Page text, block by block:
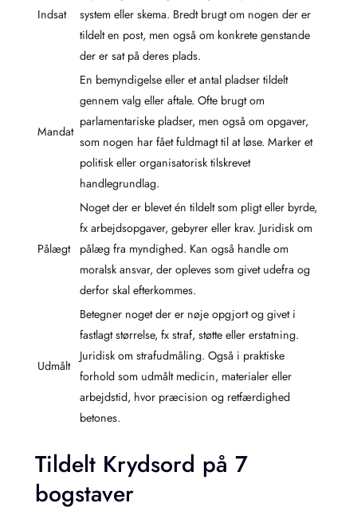
Indsat
system eller skema. Bredt brugt om nogen der er
tildelt en post, men også om konkrete genstande
der er sat på deres plads.
Mandat
En bemyndigelse eller et antal pladser tildelt
gennem valg eller aftale. Ofte brugt om
parlamentariske pladser, men også om opgaver,
som nogen har fået fuldmagt til at løse. Marker et
politisk eller organisatorisk tilskrevet
handlegrundlag.
Pålægt
Noget der er blevet én tildelt som pligt eller byrde,
fx arbejdsopgaver, gebyrer eller krav. Juridisk om
pålæg fra myndighed. Kan også handle om
moralsk ansvar, der opleves som givet udefra og
derfor skal efterkommes.
Udmålt
Betegner noget der er nøje opgjort og givet i
fastlagt størrelse, fx straf, støtte eller erstatning.
Juridisk om strafudmåling. Også i praktiske
forhold som udmålt medicin, materialer eller
arbejdstid, hvor præcision og retfærdighed
betones.
Tildelt Krydsord på 7
bogstaver